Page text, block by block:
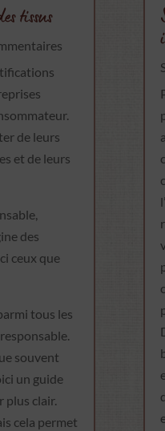
tissus
de leurs
et de leurs
des
ceux que
tous les
souvent
un guide
plus clair.
cela permet